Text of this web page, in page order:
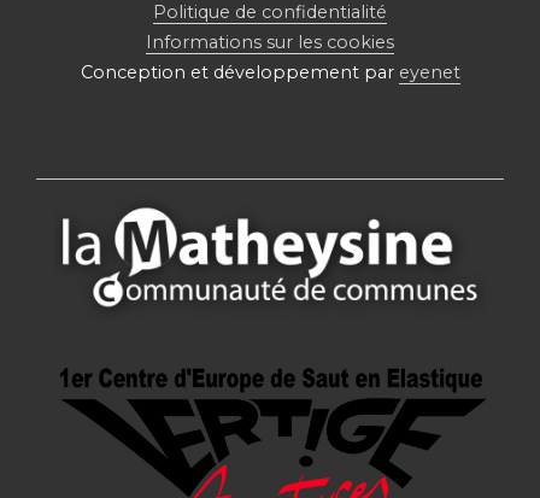
Politique de confidentialité
Informations sur les cookies
Conception et développement par eyenet